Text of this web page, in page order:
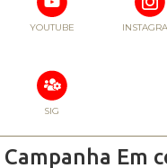
YOUTUBE
SIG
Campanha Em